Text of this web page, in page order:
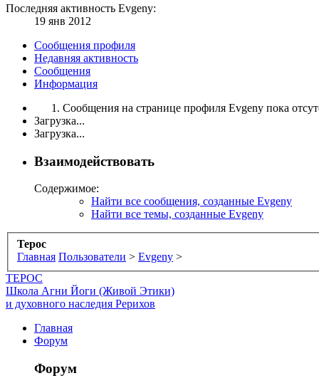
Последняя активность Evgeny:
19 янв 2012
Сообщения профиля
Недавняя активность
Сообщения
Информация
Сообщения на странице профиля Evgeny пока
Загрузка...
Загрузка...
Взаимодействовать
Содержимое:
Найти все сообщения, созданные Evgeny
Найти все темы, созданные Evgeny
Терос
Главная Пользователи > Evgeny >
ТЕРОС
Школа Агни Йоги (Живой Этики)
и духовного наследия Рерихов
Главная
Форум
Форум